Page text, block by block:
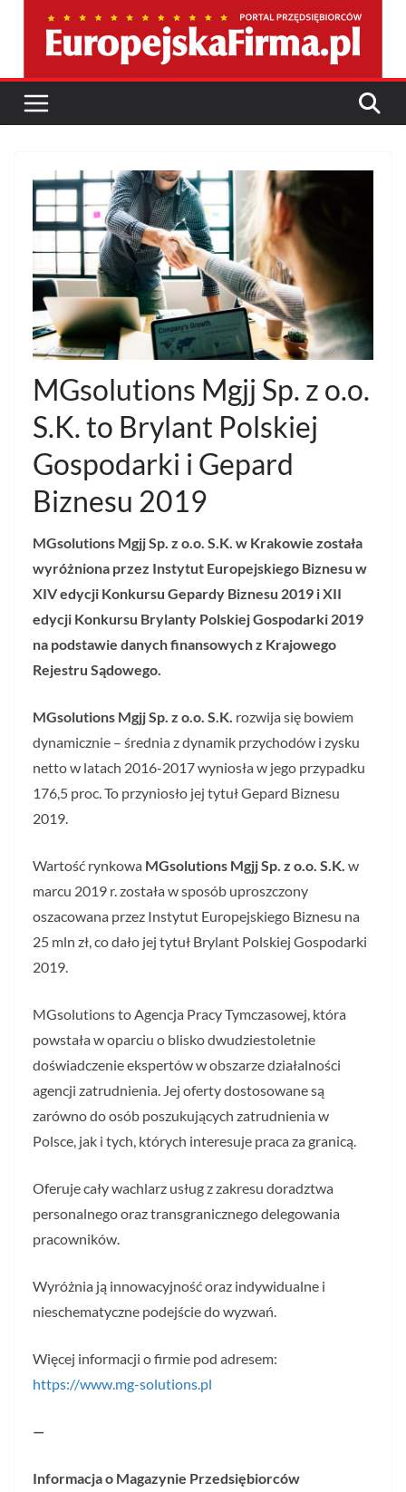
MGsolutions Mgjj Sp. z o.o.
S.K. to Brylant Polskiej
Gospodarki i Gepard
Biznesu 2019
MGsolutions Mgjj Sp. z o.o. S.K. w Krakowie została
wyróżniona przez Instytut Europejskiego Biznesu w
XIV edycji Konkursu Gepardy Biznesu 2019 i XII
edycji Konkursu Brylanty Polskiej Gospodarki 2019
na podstawie danych finansowych z Krajowego
Rejestru Sądowego.
MGsolutions Mgjj Sp. z o.o. S.K. rozwija się bowiem
dynamicznie – średnia z dynamik przychodów i zysku
netto w latach 2016-2017 wyniosła w jego przypadku
176,5 proc. To przyniosło jej tytuł Gepard Biznesu
2019.
Wartość rynkowa MGsolutions Mgjj Sp. z o.o. S.K. w
marcu 2019 r. została w sposób uproszczony
oszacowana przez Instytut Europejskiego Biznesu na
25 mln zł, co dało jej tytuł Brylant Polskiej Gospodarki
2019.
MGsolutions to Agencja Pracy Tymczasowej, która
powstała w oparciu o blisko dwudziestoletnie
doświadczenie ekspertów w obszarze działalności
agencji zatrudnienia. Jej oferty dostosowane są
zarówno do osób poszukujących zatrudnienia w
Polsce, jak i tych, których interesuje praca za granicą.
Oferuje cały wachlarz usług z zakresu doradztwa
personalnego oraz transgranicznego delegowania
pracowników.
Wyróżnia ją innowacyjność oraz indywidualne i
nieschematyczne podejście do wyzwań.
Więcej informacji o firmie pod adresem:
https://www.mg-solutions.pl
—
Informacja o Magazynie Przedsiębiorców